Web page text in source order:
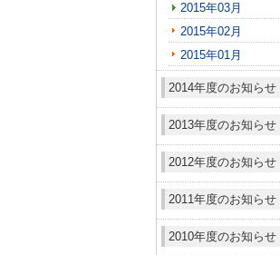
2015年03月
2015年02月
2015年01月
2014年度のお知らせ
2013年度のお知らせ
2012年度のお知らせ
2011年度のお知らせ
2010年度のお知らせ